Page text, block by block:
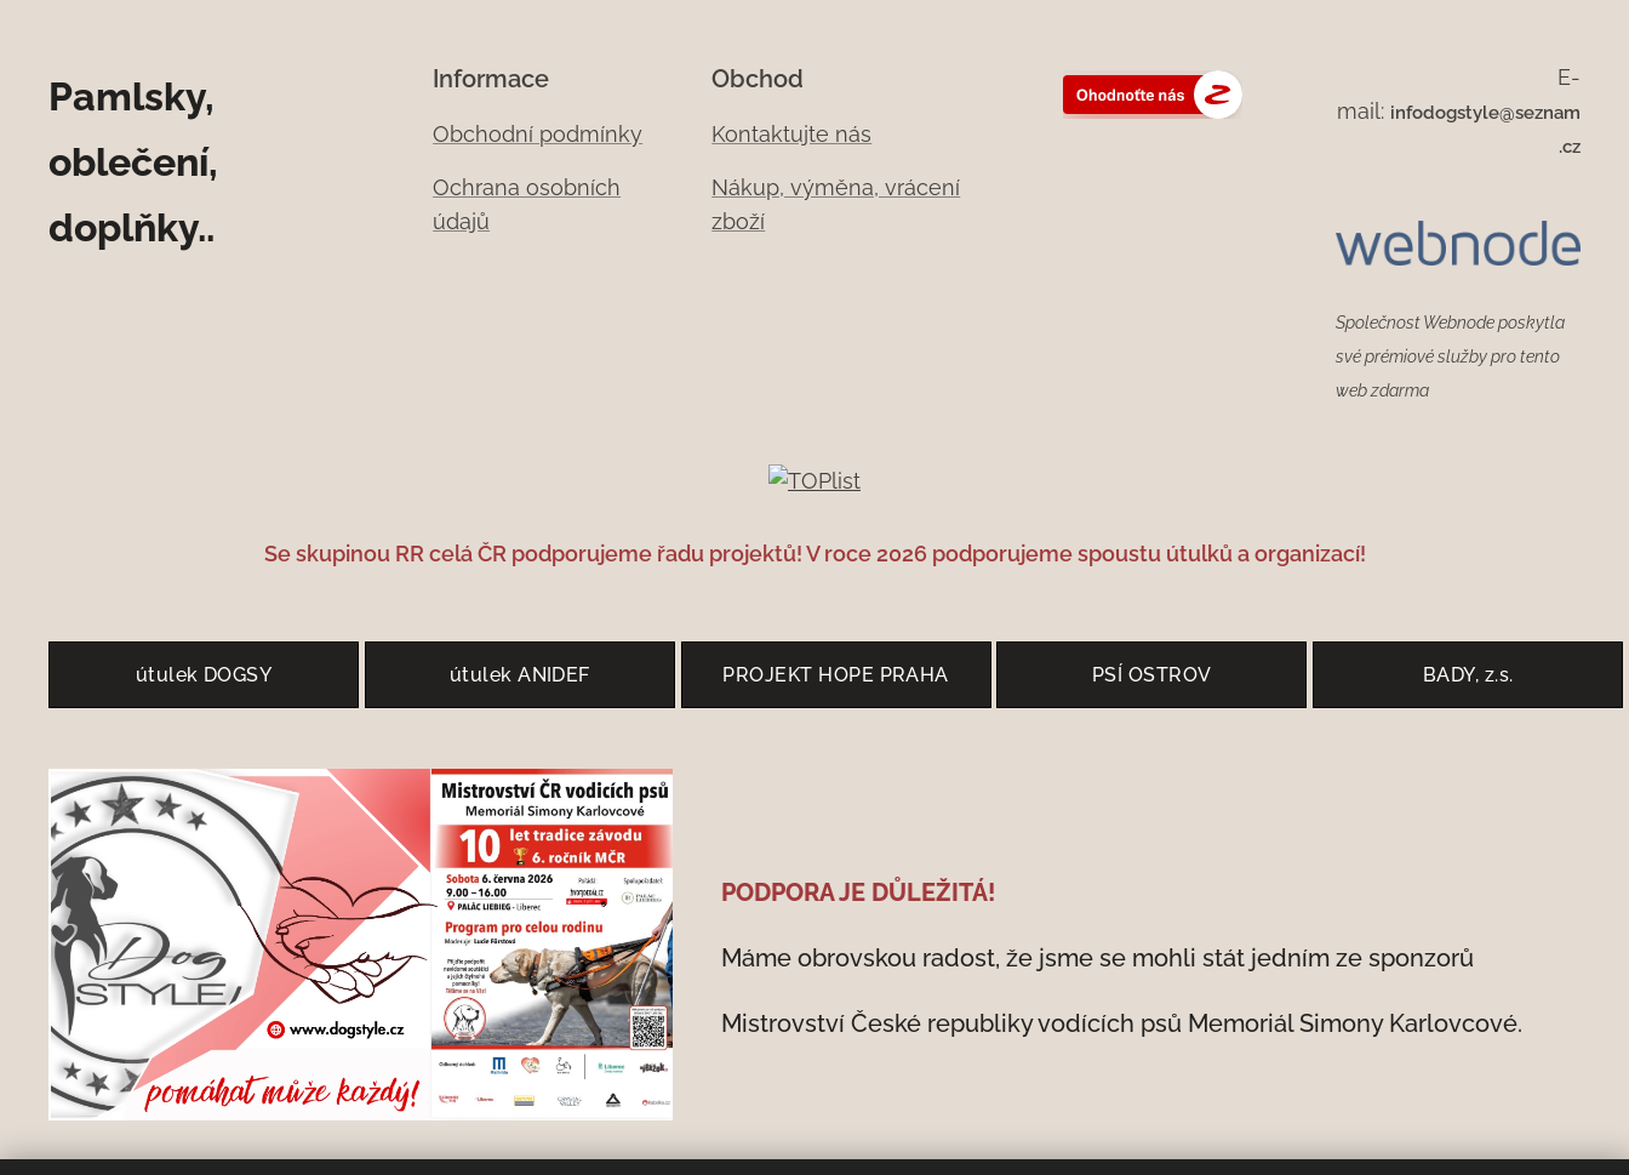
Pamlsky,
oblečení,
doplňky..
Informace
Obchodní podmínky
Ochrana osobních
údajů
Obchod
Kontaktujte nás
Nákup, výměna, vrácení
zboží
E-
mail: infodogstyle@seznam
.cz
Společnost Webnode poskytla
své prémiové služby pro tento
web zdarma
Se skupinou RR celá ČR podporujeme řadu projektů! V roce 2026 podporujeme spoustu útulků a organizací!
útulek DOGSY útulek ANIDEF PROJEKT HOPE PRAHA PSÍ OSTROV BADY, z.s.
PODPORA JE DŮLEŽITÁ!
Máme obrovskou radost, že jsme se mohli stát jedním ze sponzorů
Mistrovství České republiky vodících psů Memoriál Simony Karlovcové.